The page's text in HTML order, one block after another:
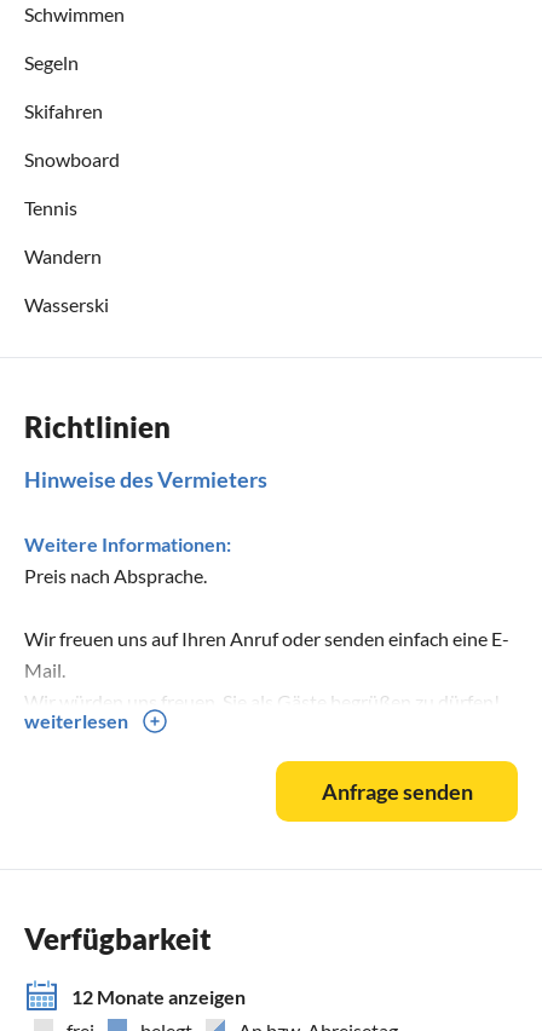
Schwimmen
Segeln
Skifahren
Snowboard
Tennis
Wandern
Wasserski
Richtlinien
Hinweise des Vermieters
Weitere Informationen:
Preis nach Absprache.
Wir freuen uns auf Ihren Anruf oder senden einfach eine E-
Mail.
Wir würden uns freuen, Sie als Gäste begrüßen zu dürfen!
Ihre Familie Weber
gemäß Bundesdatenschutzgesetz und Telemediengesetz
über die Art, den Umfang und den Zweck der Erhebung und
Verwendung personenbezogener Daten durch den
weiterlesen
Anfrage senden
Verfügbarkeit
12 Monate anzeigen